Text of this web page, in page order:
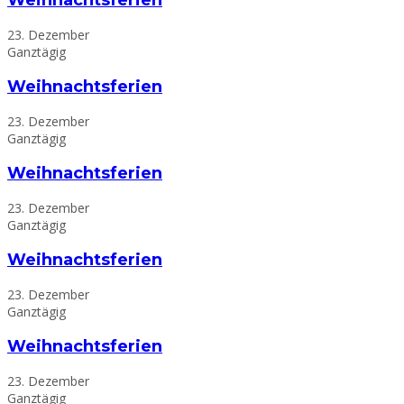
23. Dezember
Ganztägig
Weihnachtsferien
23. Dezember
Ganztägig
Weihnachtsferien
23. Dezember
Ganztägig
Weihnachtsferien
23. Dezember
Ganztägig
Weihnachtsferien
23. Dezember
Ganztägig